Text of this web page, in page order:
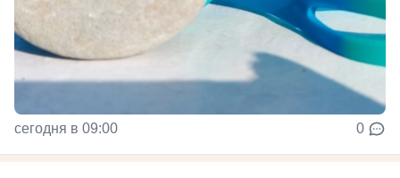
сегодня в 09:00 0